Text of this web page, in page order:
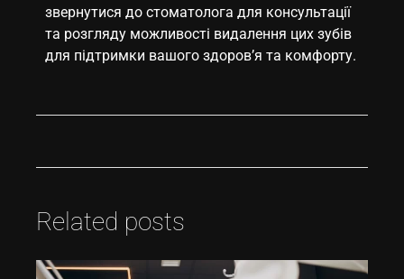
звернутися до стоматолога для консультації
та розгляду можливості видалення цих зубів
для підтримки вашого здоров’я та комфорту.
Related posts